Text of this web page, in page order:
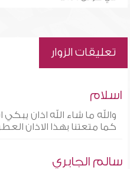
تعليقات الزوار
اسلام
والله ما شاء الله اذان
كما متعتنا بهذا الاذان
سالم الجابري